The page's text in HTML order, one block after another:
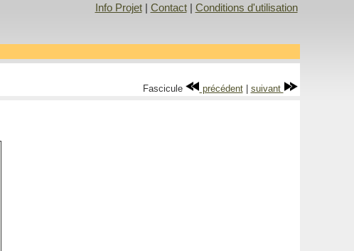
Info Projet| Contact| Conditions d'utilisation
Fascicule précédent| suivant